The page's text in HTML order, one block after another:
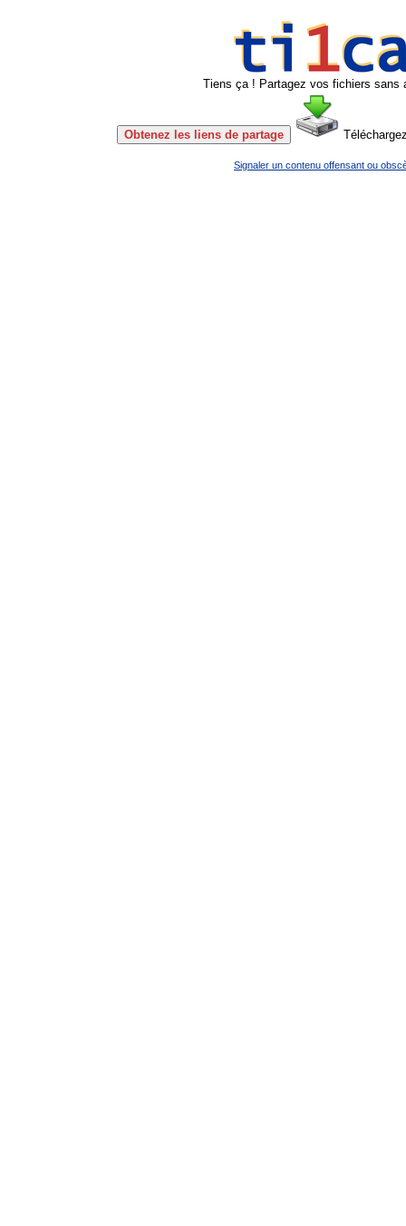
Tiens ça ! Partagez vos fichiers sans
Obtenez les liens de partage
Signaler un contenu offensant ou